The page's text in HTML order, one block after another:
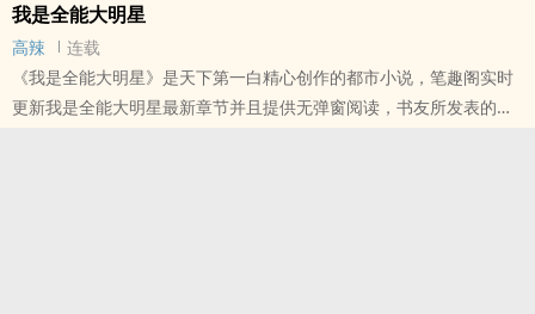
本站提示：各位书友要是觉得《重生之我为书狂》还不错的话请不要
忘记向您QQ群和微博里的朋友推荐哦！
我是全能大明星
高辣
连载
《我是全能大明星》是天下第一白精心创作的都市小说，笔趣阁实时
更新我是全能大明星最新章节并且提供无弹窗阅读，书友所发表的我